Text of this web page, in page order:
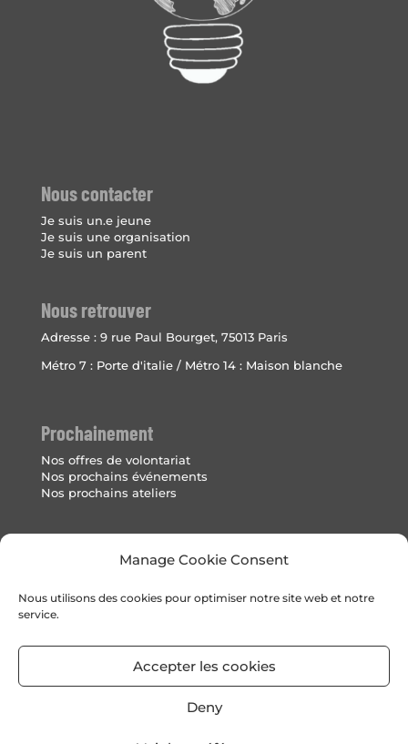
Manage Cookie Consent
Nous utilisons des cookies pour optimiser notre site web et notre
service.
Accepter les cookies
Deny
Nous contacter
Je suis un.e jeune
Je suis une organisation
Je suis un parent
Nous retrouver
Adresse : 9 rue Paul Bourget, 75013 Paris
Métro 7 : Porte d'italie / Métro 14 : Maison blanche
Prochainement
Nos offres de volontariat
Nos prochains événements
Nos prochains ateliers
Politique de cookies (UE)